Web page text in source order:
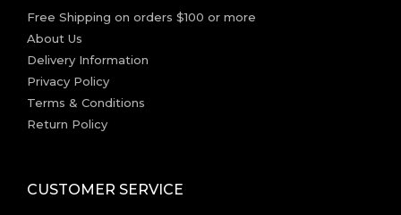
Free Shipping on orders $100 or more
About Us
Delivery Information
Privacy Policy
Terms & Conditions
Return Policy
CUSTOMER SERVICE